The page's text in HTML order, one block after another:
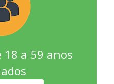
18 a 59 anos